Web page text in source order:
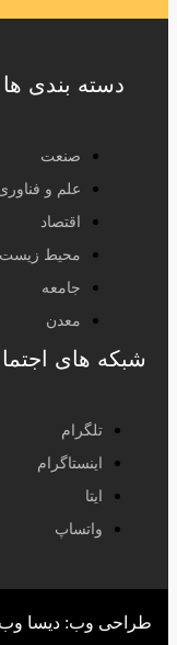
دسته بندی ها
صنعت
علم و
اقتصاد
محیط زیست
جامعه
معدن
شبکه های
تلگرام
اینستاگرام
ایتا
واتساپ
طراحی وب: دیسا وب